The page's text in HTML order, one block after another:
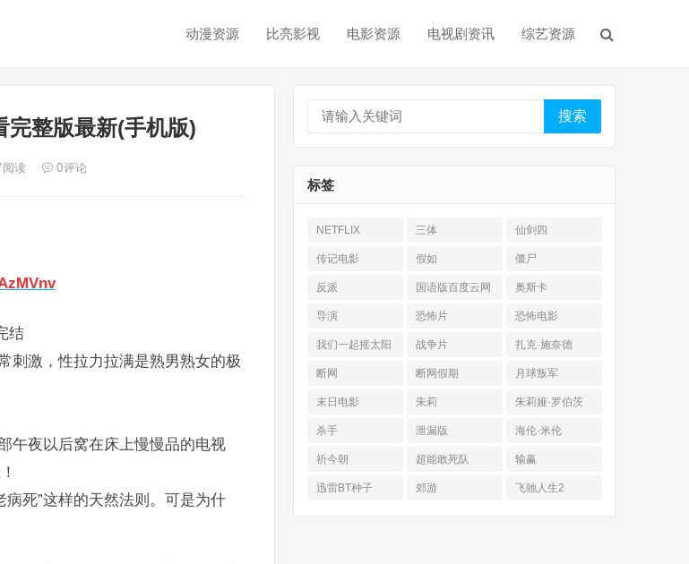
动漫资源 比亮影视 电影资源 电视剧资讯 综艺资源
完整版最新(手机版)
阅读 0评论
结
刺激，性拉力拉满是熟男熟女的极
午夜以后窝在床上慢慢品的电视
死”这样的天然法则。可是为什
搜索
标签
NETFLIX 三体 仙剑四
传记电影 假如 僵尸
反派
国语版百度云网
盘
奥斯卡
导演 恐怖片 恐怖电影
我们一起摇太阳 战争片 扎克·施奈德
断网 断网假期 月球叛军
末日电影 朱莉 朱莉娅·罗伯茨
杀手 泄漏版 海伦·米伦
祈今朝 超能敢死队 输赢
迅雷BT种子 郊游 飞驰人生2